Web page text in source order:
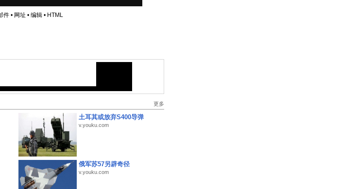
件• 网址 • 编辑• HTML
更多
土耳其或放弃S400导弹
v.youku.com
俄军苏57另辟奇径
v.youku.com